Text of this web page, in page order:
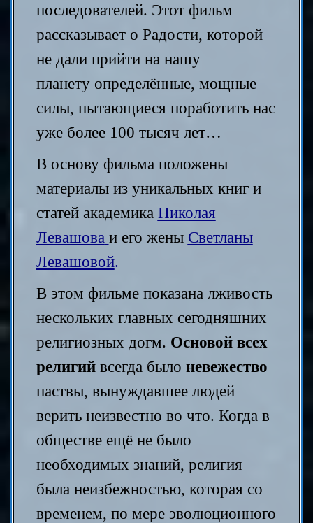
последователей. Этот фильм
рассказывает о Радости, которой
не дали прийти на нашу
планету определённые, мощные
силы, пытающиеся поработить нас
уже более 100 тысяч лет…
В основу фильма положены
материалы из уникальных книг и
статей академика Николая
Левашова и его жены Светланы
Левашовой.
В этом фильме показана лживость
нескольких главных сегодняшних
религиозных догм. Основой всех
религий всегда было невежество
паствы, вынуждавшее людей
верить неизвестно во что. Когда в
обществе ещё не было
необходимых знаний, религия
была неизбежностью, которая со
временем, по мере эволюционного